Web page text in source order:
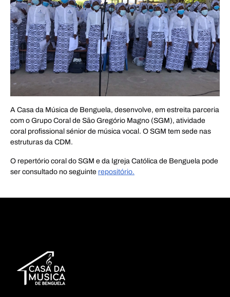
A Casa da Música de Benguela, desenvolve, em estreita parceria
com o Grupo Coral de São Gregório Magno (SGM), atividade
coral profissional sénior de música vocal. O SGM tem sede nas
estruturas da CDM.
O repertório coral do SGM e da Igreja Católica de Benguela pode
ser consultado no seguinte repositório.